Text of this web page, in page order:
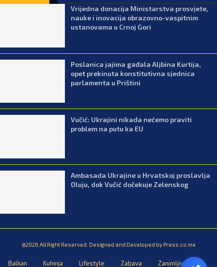
Vrijedna donacija Ministarstva prosvjete,
nauke i inovacija obrazovno-vaspitnim
ustanovama u Crnoj Gori
Poslanica jajima gađala Aljbina Kurtija,
opet prekinuta konstitutivna sjednica
parlamenta u Prištini
Vučić: Ukrajini nikada nećemo praviti
problem na putu ka EU
Ambasada Ukrajine u Hrvatskoj proslavlja
Oluju, dok Vučić dočekuje Zelenskog
@2026.All Right Reserved. Designed and Developed by Press.co.me
Balkan Kuhinja Lifestyle Zabava Zanimljivosti